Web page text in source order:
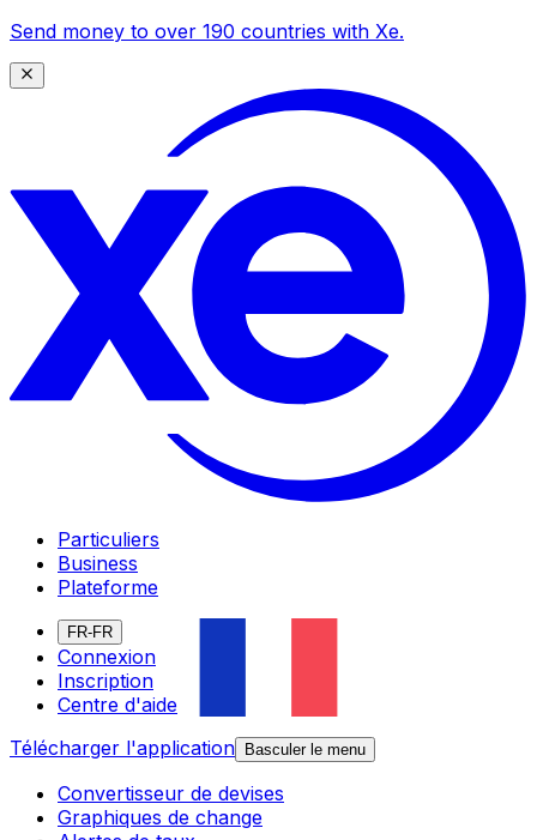
Send money to over 190 countries with Xe.
Particuliers
Business
Plateforme
FR-FR
Connexion
Inscription
Centre d'aide
Télécharger l'application
Basculer le menu
Convertisseur de devises
Graphiques de change